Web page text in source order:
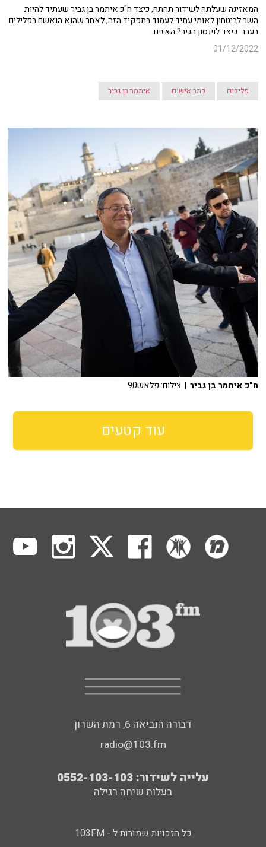
המאזינה שעלתה לשידור תהתה, כיצד ח"כ איתמר בן גביר שעתיד להיות
השר לביטחון לאומי עתיד לעמוד בתפקיד הזה, לאחר שהוא הואשם בפלילים
בעבר. כיצד לוינסון הגיב? האזינו.
01/12/2022
פלילים כתב אישום איתמר בן גביר
ח"כ איתמר בן גביר | צילום: פלאש90
עוד קטעים
דבורה הנביאה 6, רמת השרון
radio@103.fm
עלייה לשידור: 0552-103-103
בעלות שיחה רגילה
כל הזכויות שמורות ל - 103FM